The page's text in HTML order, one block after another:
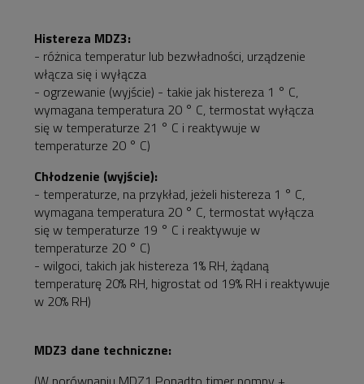
Histereza MDZ3:
- różnica temperatur lub bezwładności, urządzenie
włącza się i wyłącza
- ogrzewanie (wyjście) - takie jak histereza 1 ° C,
wymagana temperatura 20 ° C, termostat wyłącza
się w temperaturze 21 ° C i reaktywuje w
temperaturze 20 ° C)
Chłodzenie (wyjście):
- temperaturze, na przykład, jeżeli histereza 1 ° C,
wymagana temperatura 20 ° C, termostat wyłącza
się w temperaturze 19 ° C i reaktywuje w
temperaturze 20 ° C)
- wilgoci, takich jak histereza 1% RH, żądaną
temperaturę 20% RH, higrostat od 19% RH i reaktywuje
w 20% RH)
MDZ3 dane techniczne: